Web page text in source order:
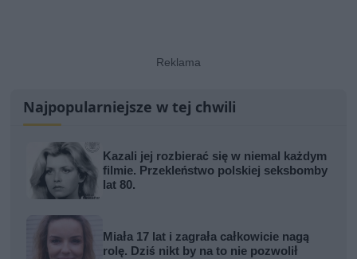
Najpopularniejsze w tej chwili
Kazali jej rozbierać się w niemal każdym
filmie. Przekleństwo polskiej seksbomby
lat 80.
Miała 17 lat i zagrała całkowicie nagą
rolę. Dziś nikt by na to nie pozwolił